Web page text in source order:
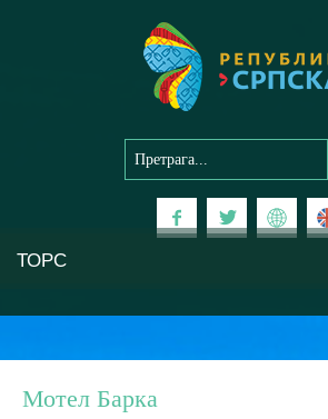
ТОРС
Мотел Барка